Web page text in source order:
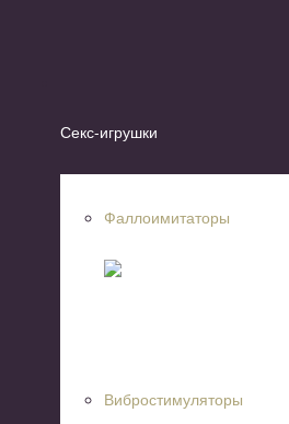
Секс-игрушки
Фаллоимитаторы
Вибростимуляторы